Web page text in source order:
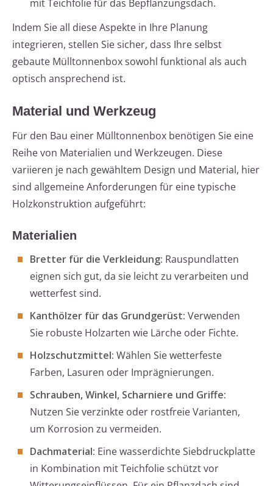
mit Teichfolie für das Bepflanzungsdach.
Indem Sie all diese Aspekte in Ihre Planung
integrieren, stellen Sie sicher, dass Ihre selbst
gebaute Mülltonnenbox sowohl funktional als auch
optisch ansprechend ist.
Material und Werkzeug
Für den Bau einer Mülltonnenbox benötigen Sie eine
Reihe von Materialien und Werkzeugen. Diese
variieren je nach gewähltem Design und Material, hier
sind allgemeine Anforderungen für eine typische
Holzkonstruktion aufgeführt:
Materialien
Bretter für die Verkleidung: Rauspundlatten
eignen sich gut, da sie leicht zu verarbeiten und
wetterfest sind.
Kanthölzer für das Grundgerüst: Verwenden
Sie robuste Holzarten wie Lärche oder Fichte.
Holzschutzmittel: Wählen Sie wetterfeste
Farben, Lasuren oder Imprägnierungen.
Schrauben, Winkel, Scharniere und Griffe:
Nutzen Sie verzinkte oder rostfreie Varianten,
um Korrosion zu vermeiden.
Dachmaterial: Eine wasserdichte Siebdruckplatte
in Kombination mit Teichfolie schützt vor